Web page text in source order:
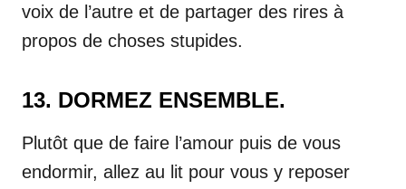
voix de l’autre et de partager des rires à
propos de choses stupides.
13. DORMEZ ENSEMBLE.
Plutôt que de faire l’amour puis de vous
endormir, allez au lit pour vous y reposer